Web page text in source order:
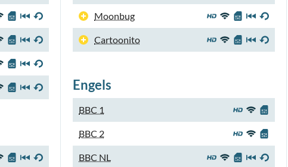
Moonbug
Cartoonito
Engels
BBC 1
BBC 2
BBC NL